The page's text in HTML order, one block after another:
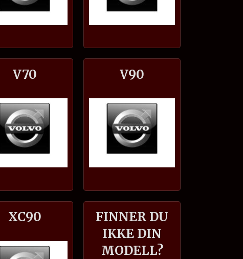
V70 V90
XC90
FINNER DU
IKKE DIN
MODELL?